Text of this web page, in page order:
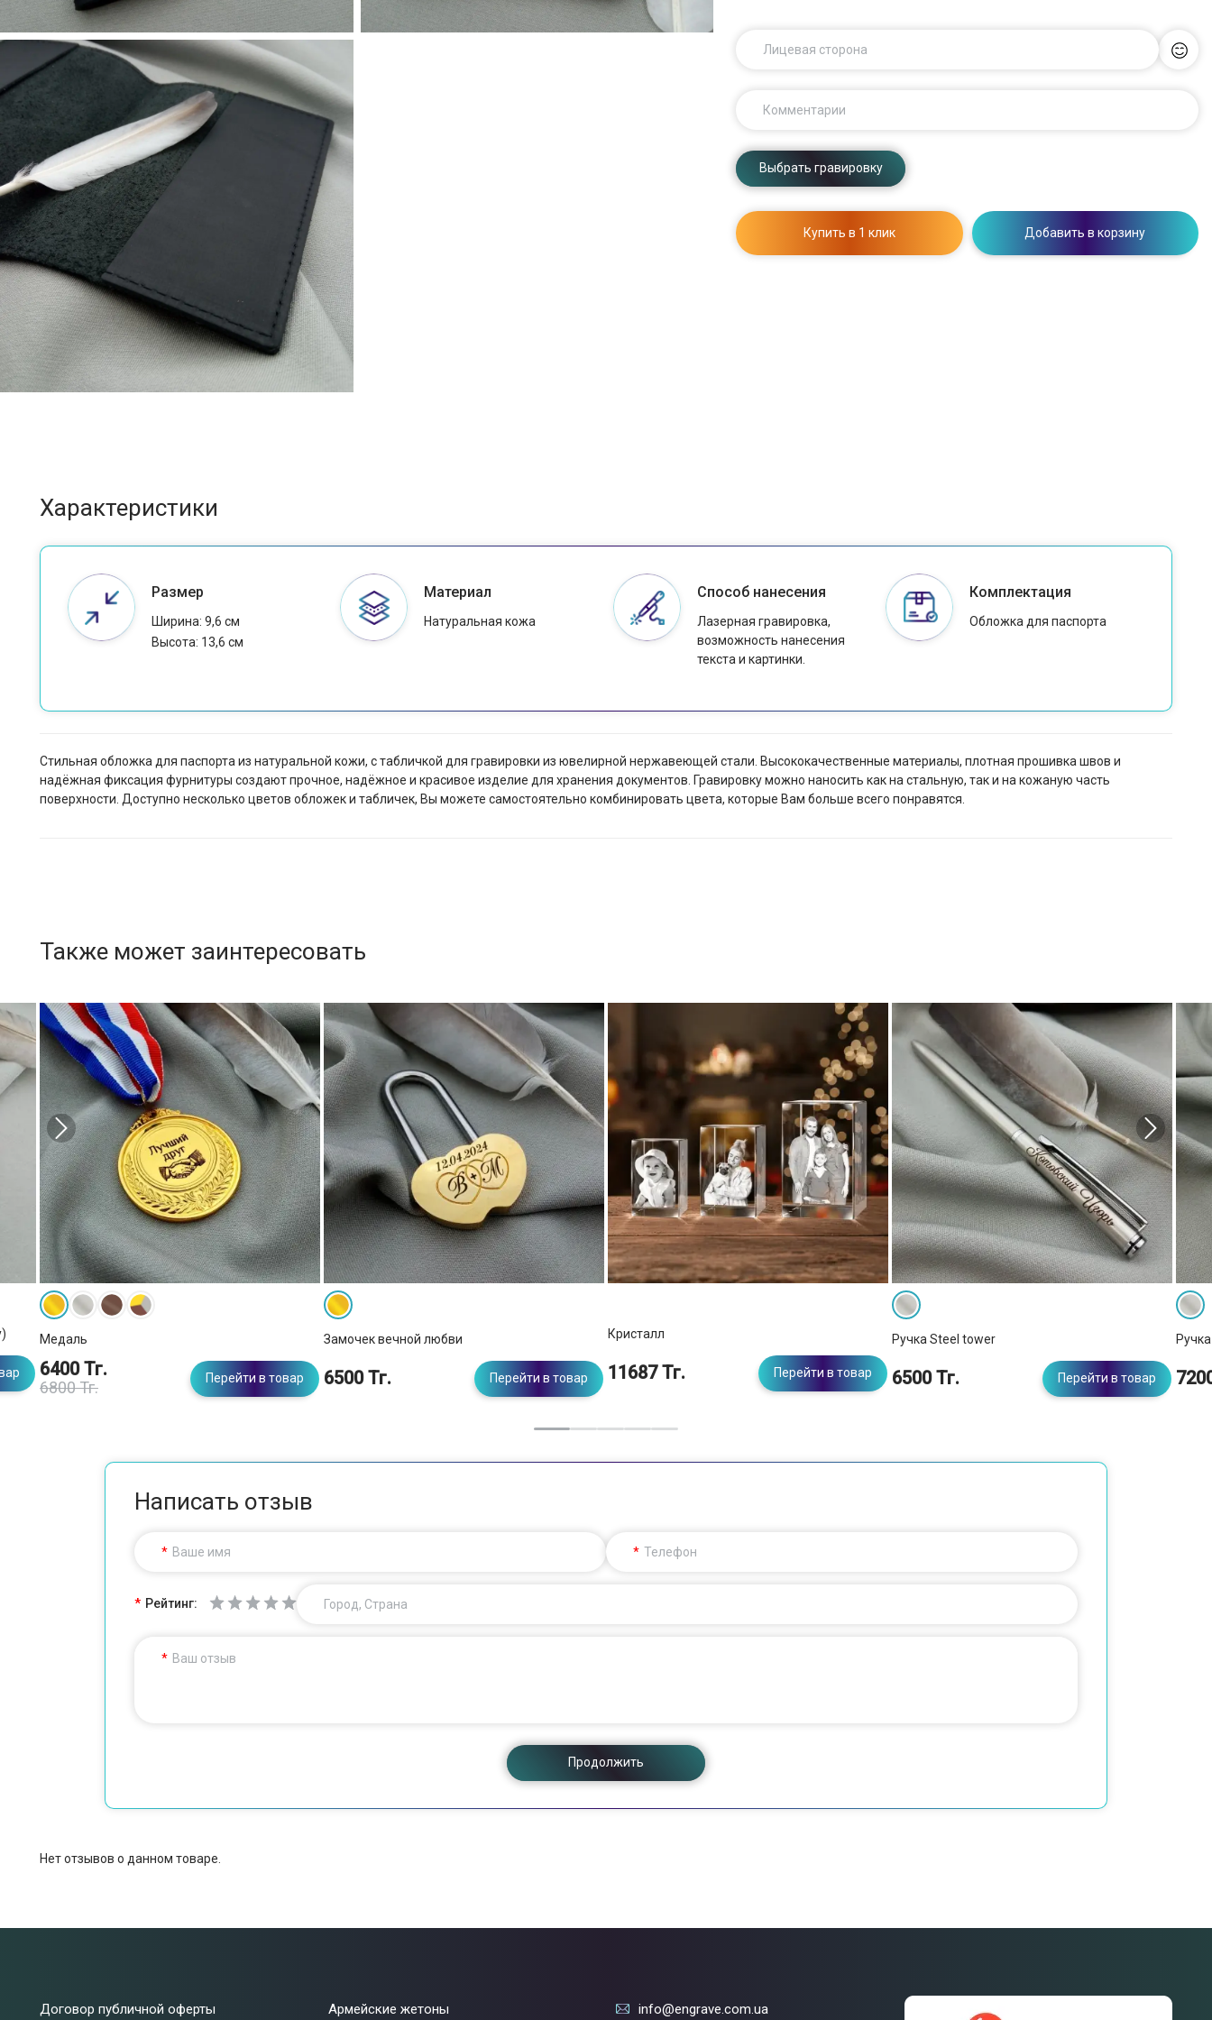
Лицевая сторона
Комментарии
Выбрать гравировку
Купить в 1 клик Добавить в корзину
Характеристики
Размер
Ширина: 9,6 см
Высота: 13,6 см
Материал
Натуральная кожа
Способ нанесения
Лазерная гравировка,
возможность нанесения
текста и картинки.
Комплектация
Обложка для паспорта
Стильная обложка для паспорта из натуральной кожи, с табличкой для гравировки из ювелирной нержавеющей стали. Высококачественные материалы, плотная прошивка швов и
надёжная фиксация фурнитуры создают прочное, надёжное и красивое изделие для хранения документов. Гравировку можно наносить как на стальную, так и на кожаную часть
поверхности. Доступно несколько цветов обложек и табличек, Вы можете самостоятельно комбинировать цвета, которые Вам больше всего понравятся.
Также может заинтересовать
Медаль
6400 Тг.
6800 Тг.
Перейти в товар
Замочек вечной любви
6500 Тг. Перейти в товар
Кристалл
11687 Тг. Перейти в товар
Ручка Steel tower
6500 Тг. Перейти в товар
Написать отзыв
Ваше имя Телефон
Рейтинг: Город, Страна
Ваш отзыв
Продолжить
Нет отзывов о данном товаре.
Договор публичной оферты Армейские жетоны info@engrave.com.ua